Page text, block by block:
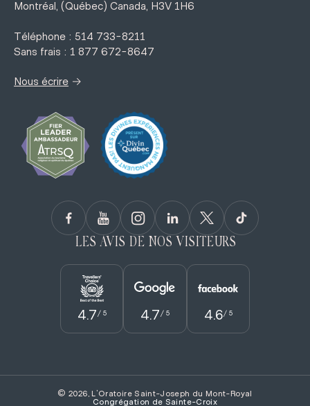
LES AVIS DE NOS VISITEURS
4.7 / 5 4.7 / 5 4.6/ 5
Montréal, (Québec) Canada, H3V 1H6
Téléphone : 514 733-8211
Sans frais : 1 877 672-8647
Nous écrire →
© 2026, L'Oratoire Saint-Joseph du Mont-Royal
Congrégation de Sainte­-Croix